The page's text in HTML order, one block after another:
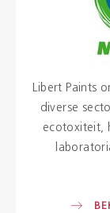
Libert Paints
diverse
ecotoxiteit,